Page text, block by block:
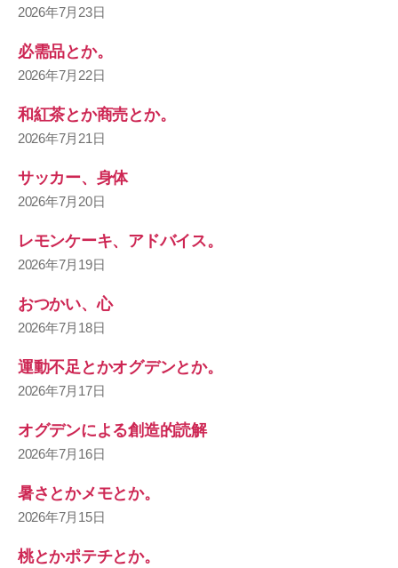
2026年7月23日
必需品とか。
2026年7月22日
和紅茶とか商売とか。
2026年7月21日
サッカー、身体
2026年7月20日
レモンケーキ、アドバイス。
2026年7月19日
おつかい、心
2026年7月18日
運動不足とかオグデンとか。
2026年7月17日
オグデンによる創造的読解
2026年7月16日
暑さとかメモとか。
2026年7月15日
桃とかポテチとか。